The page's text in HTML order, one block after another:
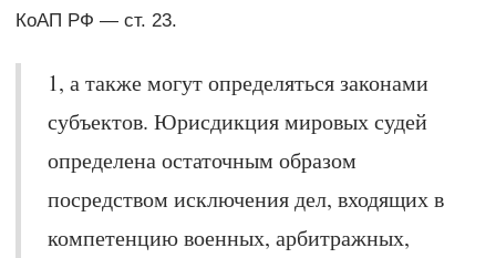
КоАП РФ — ст. 23.
1, а также могут определяться законами
субъектов. Юрисдикция мировых судей
определена остаточным образом
посредством исключения дел, входящих в
компетенцию военных, арбитражных,